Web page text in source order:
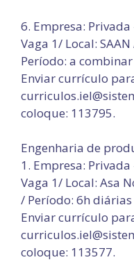
6. Empresa: Privada
Vaga 1/ Local:
Período: a
Enviar currículo
coloque: 113795.
Engenharia de
1. Empresa: Privada
Vaga 1/ Local: Asa
/ Período: 6h
Enviar currículo
coloque: 113577.